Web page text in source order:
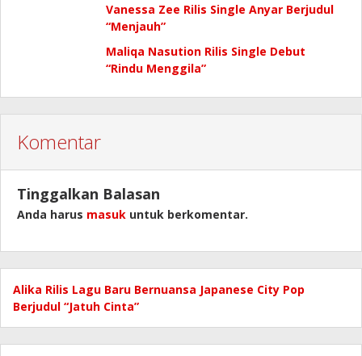
Vanessa Zee Rilis Single Anyar Berjudul
“Menjauh”
Maliqa Nasution Rilis Single Debut
“Rindu Menggila”
Komentar
Tinggalkan Balasan
Anda harus masuk untuk berkomentar.
Alika Rilis Lagu Baru Bernuansa Japanese City Pop
Berjudul “Jatuh Cinta”